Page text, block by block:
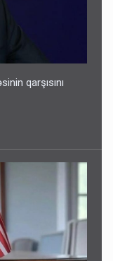
qarşısını